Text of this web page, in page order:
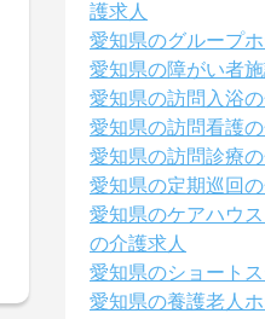
護求人
愛知県のグループ
愛知県の障がい者
愛知県の訪問入浴
愛知県の訪問看護
愛知県の訪問診療
愛知県の定期巡回
愛知県のケアハウ
の介護求人
愛知県のショート
愛知県の養護老人